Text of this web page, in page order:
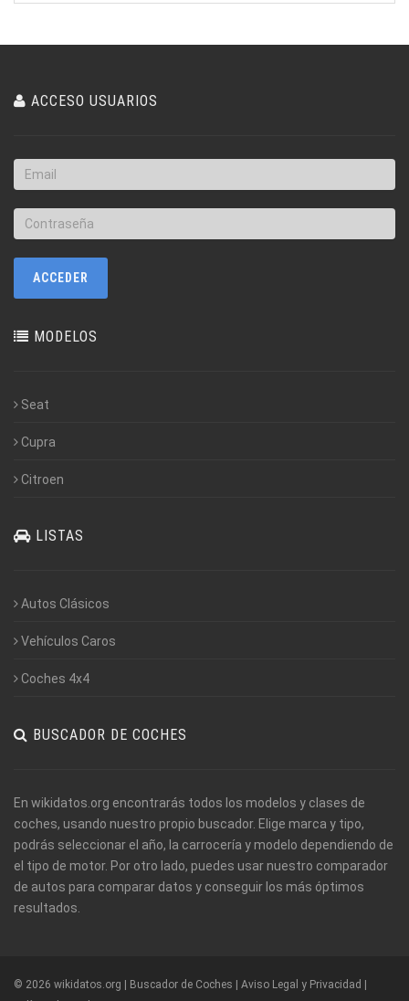
ACCESO USUARIOS
MODELOS
Seat
Cupra
Citroen
LISTAS
Autos Clásicos
Vehículos Caros
Coches 4x4
BUSCADOR DE COCHES
En wikidatos.org encontrarás todos los modelos y clases de
coches, usando nuestro propio buscador. Elige marca y tipo,
podrás seleccionar el año, la carrocería y modelo dependiendo de
el tipo de motor. Por otro lado, puedes usar nuestro comparador
de autos para comparar datos y conseguir los más óptimos
resultados.
© 2026 wikidatos.org | Buscador de Coches | Aviso Legal y Privacidad